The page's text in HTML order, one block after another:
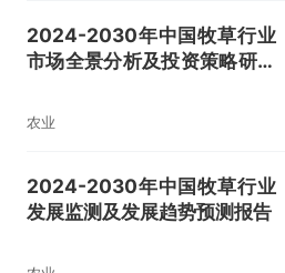
2024-2030年中国牧草行业
市场全景分析及投资策略研究
农业
2024-2030年中国牧草行业
发展监测及发展趋势预测报告